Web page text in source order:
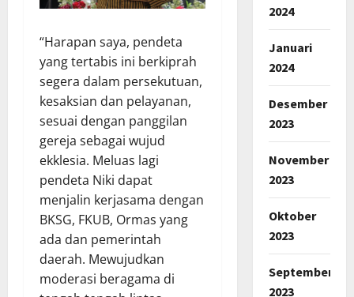
“Harapan saya, pendeta
yang tertabis ini berkiprah
segera dalam persekutuan,
kesaksian dan pelayanan,
sesuai dengan panggilan
gereja sebagai wujud
ekklesia. Meluas lagi
pendeta Niki dapat
menjalin kerjasama dengan
BKSG, FKUB, Ormas yang
ada dan pemerintah
daerah. Mewujudkan
moderasi beragama di
2024
Januari
2024
Desember
2023
November
2023
Oktober
2023
September
2023